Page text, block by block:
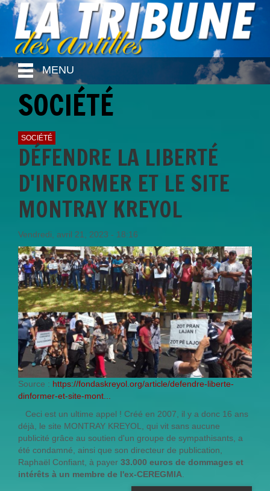
MENU
SOCIÉTÉ
SOCIÉTÉ
DÉFENDRE LA LIBERTÉ
D'INFORMER ET LE SITE
MONTRAY KREYOL
Vendredi, avril 21, 2023 - 18:16
Source : https://fondaskreyol.org/article/defendre-liberte-
dinformer-et-site-mont...
Ceci est un ultime appel ! Créé en 2007, il y a donc 16 ans
déjà, le site MONTRAY KREYOL, qui vit sans aucune
publicité grâce au soutien d'un groupe de sympathisants, a
été condamné, ainsi que son directeur de publication,
Raphaël Confiant, à payer 33.000 euros de dommages et
intérêts à un membre de l'ex-CEREGMIA